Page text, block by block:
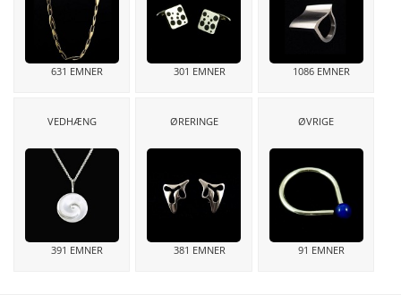
631 EMNER 301 EMNER 1086 EMNER
VEDHÆNG
391 EMNER
ØRERINGE
381 EMNER
ØVRIGE
91 EMNER